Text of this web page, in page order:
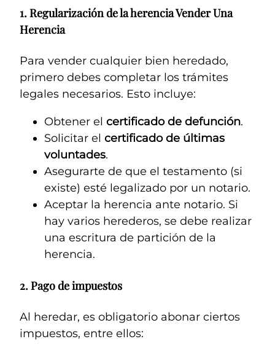
1.Regularización de la herenciaVender Una
Herencia
Para vender cualquier bien heredado,
primero debes completar los trámites
legales necesarios. Esto incluye:
Obtener el certificado de defunción.
Solicitar el certificado de últimas
voluntades.
Asegurarte de que el testamento (si
existe) esté legalizado por un notario.
Aceptar la herencia ante notario. Si
hay varios herederos, se debe realizar
una escritura de partición de la
herencia.
2.Pago de impuestos
Al heredar, es obligatorio abonar ciertos
impuestos, entre ellos: